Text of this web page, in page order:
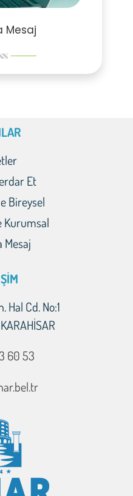
Mesaj
Et
Bireysel
Kurumsal
Mesaj
Hal Cd. No:1
60 53